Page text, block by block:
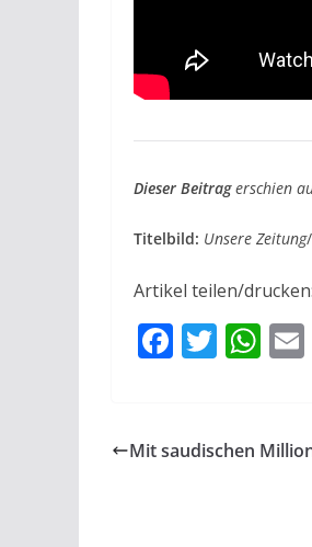
Dieser Beitragerschien
Titelbild: Unsere Zeitung
Artikel teilen/drucken:
F
b
T
er
W
s l
Mit saudischen